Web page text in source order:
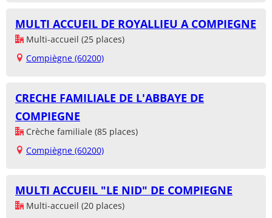
MULTI ACCUEIL DE ROYALLIEU A COMPIEGNE
Multi-accueil (25 places)
Compiègne (60200)
CRECHE FAMILIALE DE L'ABBAYE DE
COMPIEGNE
Crèche familiale (85 places)
Compiègne (60200)
MULTI ACCUEIL "LE NID" DE COMPIEGNE
Multi-accueil (20 places)